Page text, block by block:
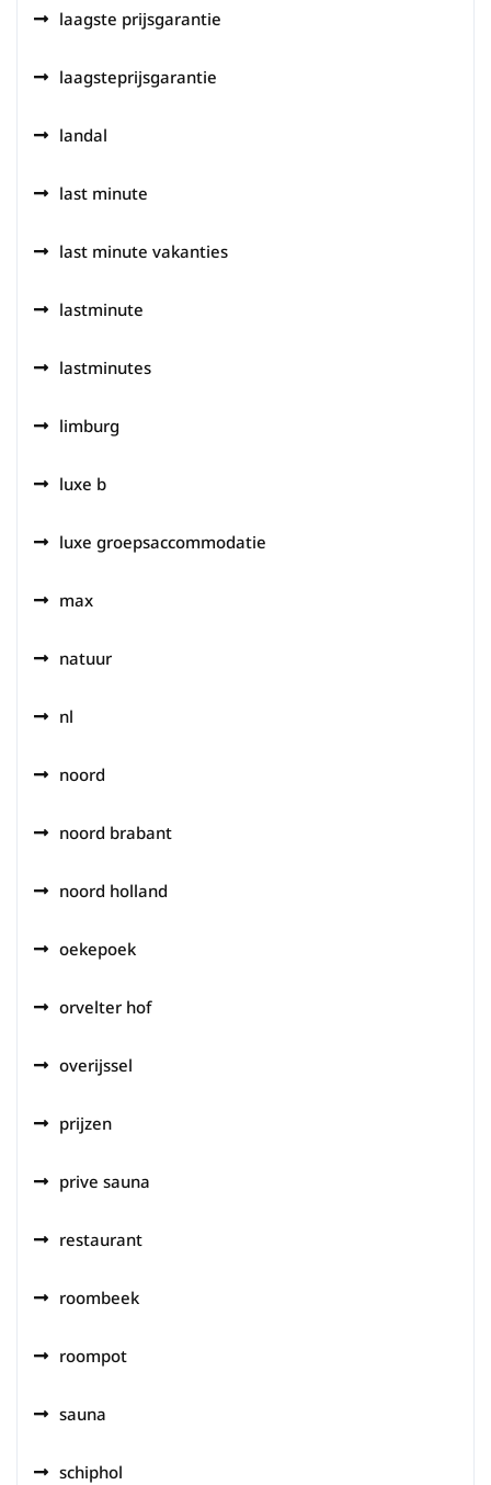
laagste prijsgarantie
laagsteprijsgarantie
landal
last minute
last minute vakanties
lastminute
lastminutes
limburg
luxe b
luxe groepsaccommodatie
max
natuur
nl
noord
noord brabant
noord holland
oekepoek
orvelter hof
overijssel
prijzen
prive sauna
restaurant
roombeek
roompot
sauna
schiphol